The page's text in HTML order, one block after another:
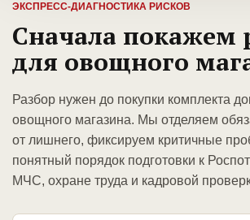
ЭКСПРЕСС-ДИАГНОСТИКА РИСКОВ
Сначала покажем
для овощного
Разбор нужен до покупки комплекта
овощного магазина. Мы отделяем
от лишнего, фиксируем критичные
понятный порядок подготовки к
МЧС, охране труда и кадровой